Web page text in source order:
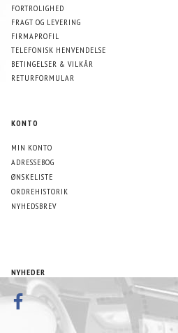
FORTROLIGHED
FRAGT OG LEVERING
FIRMAPROFIL
TELEFONISK HENVENDELSE
BETINGELSER & VILKÅR
RETURFORMULAR
KONTO
MIN KONTO
ADRESSEBOG
ØNSKELISTE
ORDREHISTORIK
NYHEDSBREV
NYHEDER